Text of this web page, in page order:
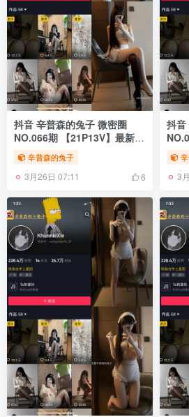
抖音 辛普森的兔子 微密圈
NO.066期 【21P13V】最新
至：2025.1.6
辛普森的兔子
3月26日 07:11 6
抖音
至：
3